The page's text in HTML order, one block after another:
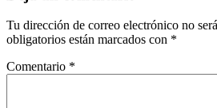
Tu dirección de correo electrónico no
obligatorios están marcados con *
Comentario *